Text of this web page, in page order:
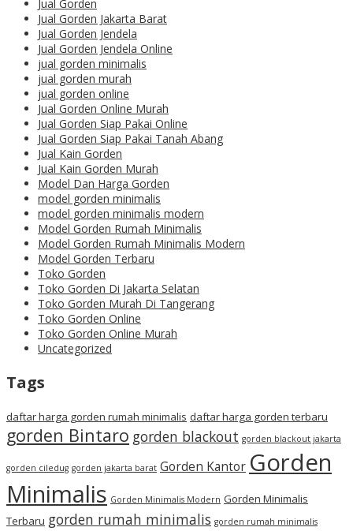
Jual Gorden
Jual Gorden Jakarta Barat
Jual Gorden Jendela
Jual Gorden Jendela Online
jual gorden minimalis
jual gorden murah
jual gorden online
Jual Gorden Online Murah
Jual Gorden Siap Pakai Online
Jual Gorden Siap Pakai Tanah Abang
Jual Kain Gorden
Jual Kain Gorden Murah
Model Dan Harga Gorden
model gorden minimalis
model gorden minimalis modern
Model Gorden Rumah Minimalis
Model Gorden Rumah Minimalis Modern
Model Gorden Terbaru
Toko Gorden
Toko Gorden Di Jakarta Selatan
Toko Gorden Murah Di Tangerang
Toko Gorden Online
Toko Gorden Online Murah
Uncategorized
Tags
daftar harga gorden rumah minimalis daftar harga gorden terbaru
gorden Bintaro gorden blackout gorden blackout jakarta
gorden ciledug gorden jakarta barat Gorden Kantor Gorden
Minimalis Gorden Minimalis Modern Gorden Minimalis
Terbaru gorden rumah minimalis gorden rumah minimalis